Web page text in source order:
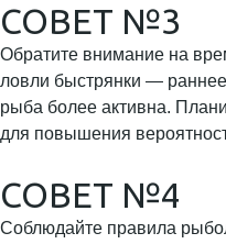
СОВЕТ №3
Обратите внимание на
ловли быстрянки — раннее
рыба более активна.
для повышения
СОВЕТ №4
Соблюдайте правила